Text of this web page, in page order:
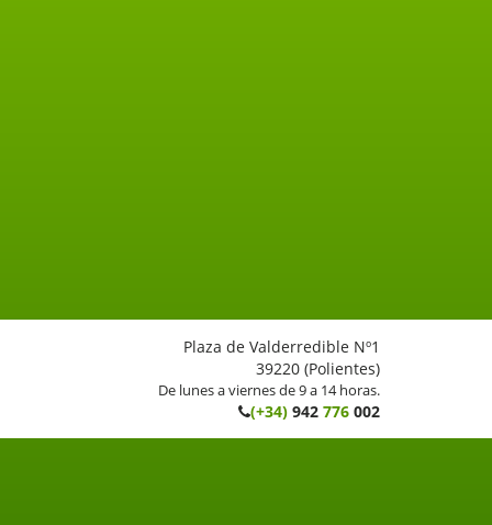
Plaza de Valderredible Nº1
39220 (Polientes)
De lunes a viernes de 9 a 14 horas.
(+34) 942 776 002